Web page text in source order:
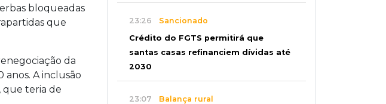
bloqueadas
que
da
anos. A inclusão
que teria de
23:26 Sancionado
Crédito do FGTS permitirá que
santas casas refinanciem dívidas até
2030
23:07 Balança rural